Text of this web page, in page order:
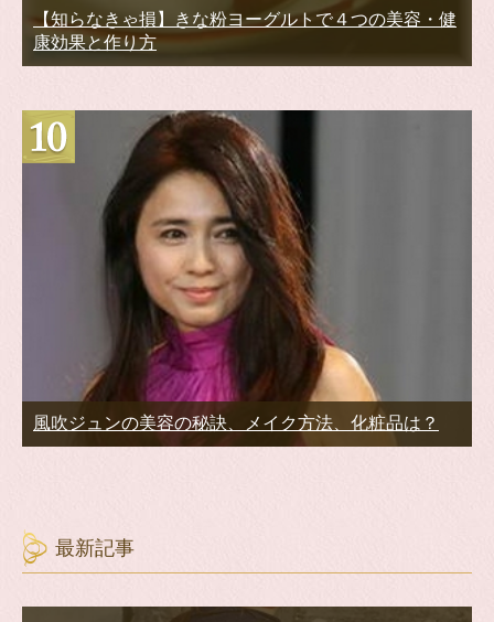
【知らなきゃ損】きな粉ヨーグルトで４つの美容・健
康効果と作り方
風吹ジュンの美容の秘訣、メイク方法、化粧品は？
最新記事